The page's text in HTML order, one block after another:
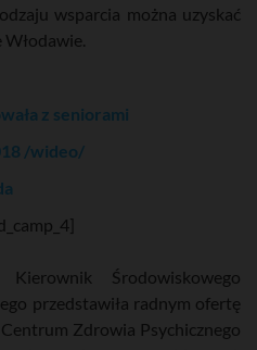
wsparcia można uzyskać
z seniorami
/wideo/
Środowiskowego
przedstawiła radnym ofertę
Zdrowia Psychicznego